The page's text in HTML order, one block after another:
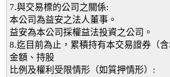
7.與交易標的公司之關係:
本公司為益安之法人董事。
益安為本公司採權益法投資之公司。
8.迄目前為止，累積持有本交易證券（
金額、持股
比例及權利受限情形（如質押情形）: